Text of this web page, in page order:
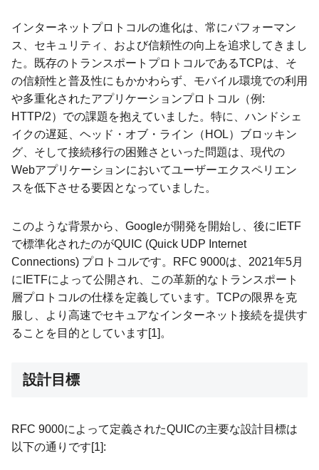
インターネットプロトコルの進化は、常にパフォーマン
ス、セキュリティ、および信頼性の向上を追求してきまし
た。既存のトランスポートプロトコルであるTCPは、そ
の信頼性と普及性にもかかわらず、モバイル環境での利用
や多重化されたアプリケーションプロトコル（例:
HTTP/2）での課題を抱えていました。特に、ハンドシェ
イクの遅延、ヘッド・オブ・ライン（HOL）ブロッキン
グ、そして接続移行の困難さといった問題は、現代の
Webアプリケーションにおいてユーザーエクスペリエン
スを低下させる要因となっていました。
このような背景から、Googleが開発を開始し、後にIETF
で標準化されたのがQUIC (Quick UDP Internet
Connections) プロトコルです。RFC 9000は、2021年5月
にIETFによって公開され、この革新的なトランスポート
層プロトコルの仕様を定義しています。TCPの限界を克
服し、より高速でセキュアなインターネット接続を提供す
ることを目的としています[1]。
設計目標
RFC 9000によって定義されたQUICの主要な設計目標は
以下の通りです[1]: